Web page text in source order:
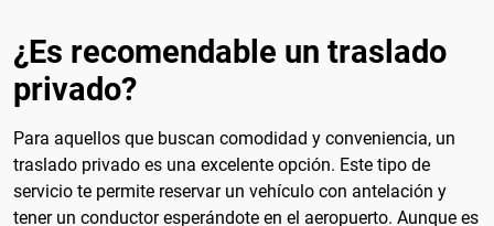
¿Es recomendable un traslado
privado?
Para aquellos que buscan comodidad y conveniencia, un
traslado privado es una excelente opción. Este tipo de
servicio te permite reservar un vehículo con antelación y
tener un conductor esperándote en el aeropuerto. Aunque es